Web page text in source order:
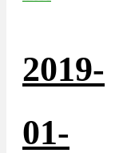
2019-
01-